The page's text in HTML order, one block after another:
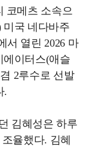
코메츠 소속으
미국 네다바주
서 열린 2026 마
에이터스(애슬
2루수로 선발
.
김혜성은 하루
율했다. 김혜